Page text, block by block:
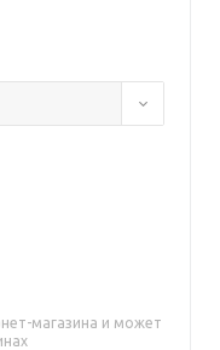
магазина и может